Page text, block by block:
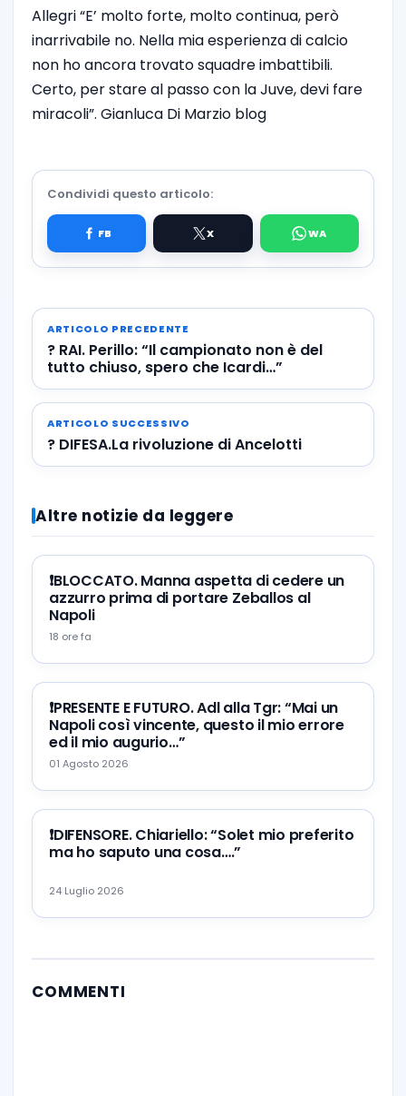
Allegri “E’ molto forte, molto continua, però
inarrivabile no. Nella mia esperienza di calcio
non ho ancora trovato squadre imbattibili.
Certo, per stare al passo con la Juve, devi fare
miracoli”. Gianluca Di Marzio blog
Condividi questo articolo:
ARTICOLO PRECEDENTE
? RAI. Perillo: “Il campionato non è del
tutto chiuso, spero che Icardi…”
ARTICOLO SUCCESSIVO
? DIFESA.La rivoluzione di Ancelotti
Altre notizie da leggere
❗️BLOCCATO. Manna aspetta di cedere un
azzurro prima di portare Zeballos al
Napoli
18 ore fa
❗️PRESENTE E FUTURO. Adl alla Tgr: “Mai un
Napoli così vincente, questo il mio errore
ed il mio augurio…”
01 Agosto 2026
❗️DIFENSORE. Chiariello: “Solet mio preferito
ma ho saputo una cosa….”
24 Luglio 2026
COMMENTI